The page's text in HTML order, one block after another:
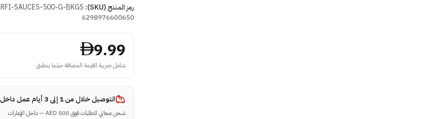
رمز المنتج (SKU):
RFI-SAUCES-500-G-BKGS
6298976600650
9.99
شامل ضريبة القيمة المضافة حيثما ينطبق
التوصيل خلالمن 1 إلى 3 أيام عمل داخل الإمارات
شحن مجاني للطلبات فوق 500 AED — داخل الإمارات